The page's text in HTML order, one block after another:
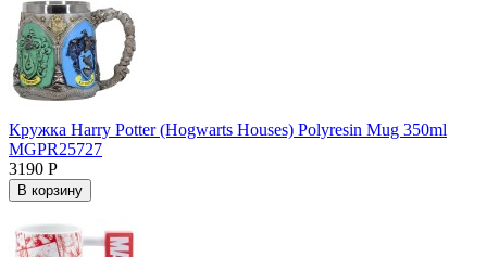
Кружка Harry Potter (Hogwarts Houses) Polyresin Mug 350ml
MGPR25727
3190 Р
В корзину